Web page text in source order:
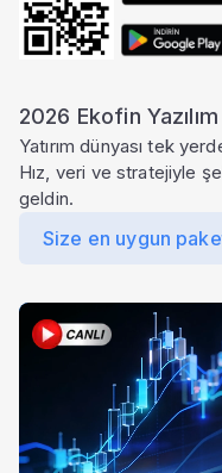
2026 Ekofin
Yatırım dünyası tek
Hız, veri ve stratejiyle
geldin.
Size en uygun